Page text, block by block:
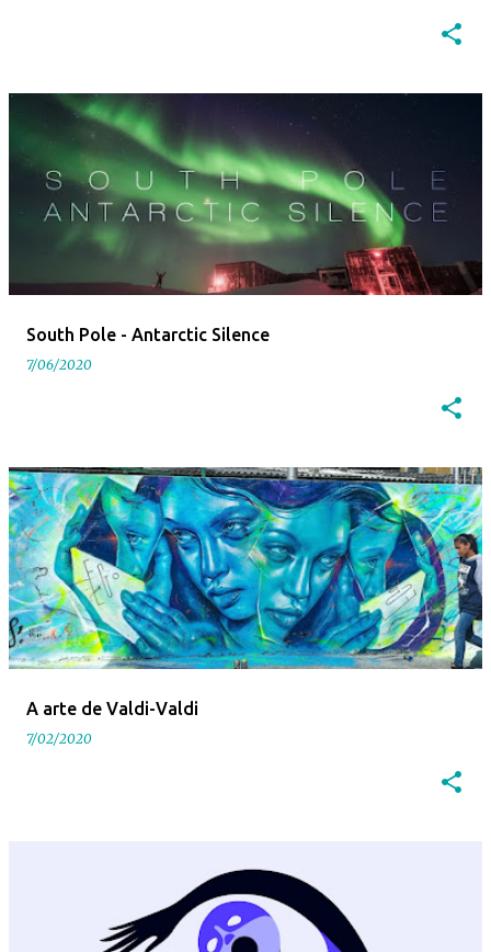
South Pole - Antarctic Silence
7/06/2020
A arte de Valdi-Valdi
7/02/2020